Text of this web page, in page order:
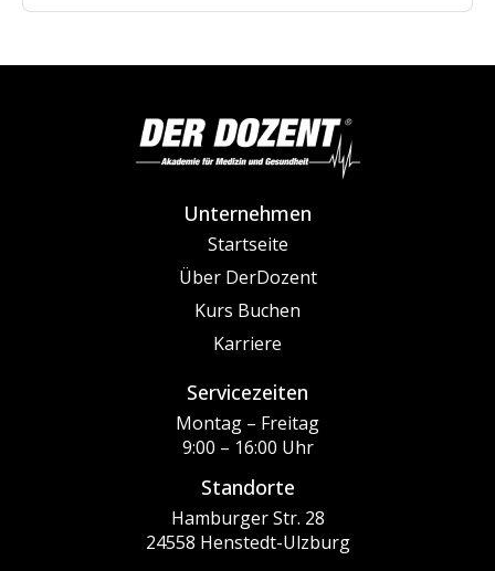
Unternehmen
Startseite
Über DerDozent
Kurs Buchen
Karriere
Servicezeiten
Montag – Freitag
9:00 – 16:00 Uhr
Standorte
Hamburger Str. 28
24558 Henstedt-Ulzburg